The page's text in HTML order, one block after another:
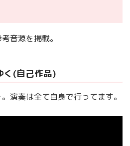
音源を掲載。
く(自己作品)
演奏は全て自身で行ってます。